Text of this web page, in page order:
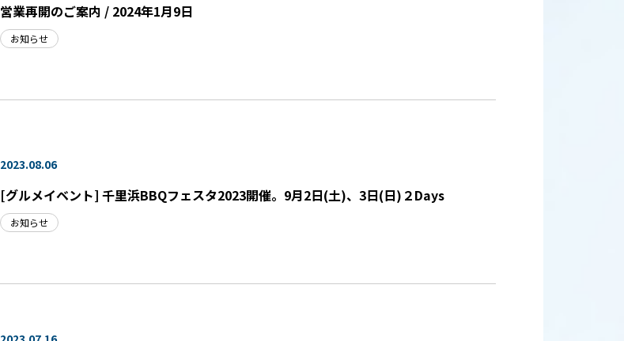
営業再開のご案内 / 2024年1月9日
お知らせ
2023.08.06
[グルメイベント] 千里浜BBQフェスタ2023開催。9月2日(土)、3日(日)２Days
お知らせ